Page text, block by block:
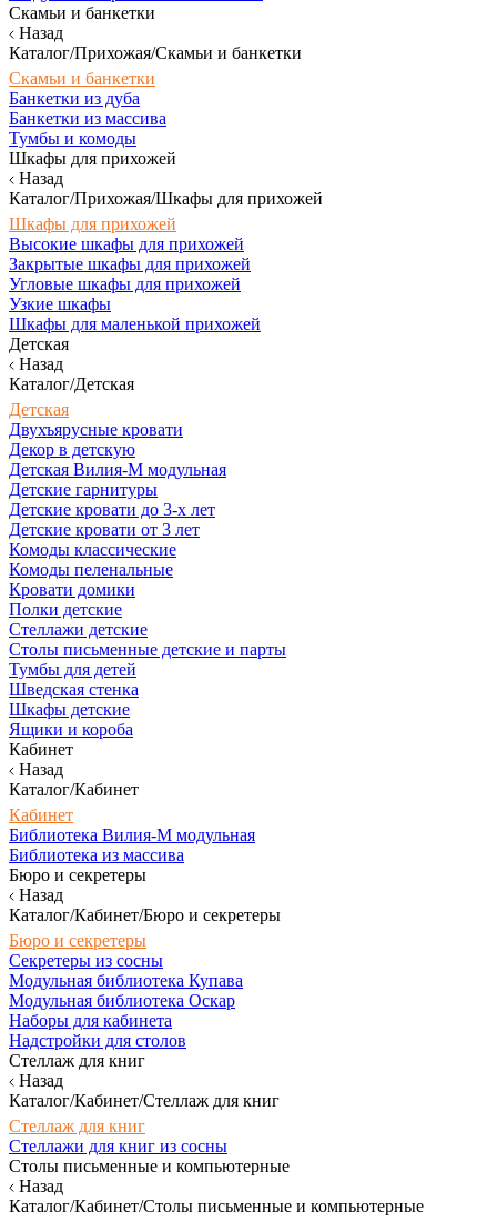
Скамьи и банкетки
Назад
Каталог/Прихожая/Скамьи и банкетки
Скамьи и банкетки
Банкетки из дуба
Банкетки из массива
Тумбы и комоды
Шкафы для прихожей
Назад
Каталог/Прихожая/Шкафы для прихожей
Шкафы для прихожей
Высокие шкафы для прихожей
Закрытые шкафы для прихожей
Угловые шкафы для прихожей
Узкие шкафы
Шкафы для маленькой прихожей
Детская
Назад
Каталог/Детская
Детская
Двухъярусные кровати
Декор в детскую
Детская Вилия-М модульная
Детские гарнитуры
Детские кровати до 3-х лет
Детские кровати от 3 лет
Комоды классические
Комоды пеленальные
Кровати домики
Полки детские
Стеллажи детские
Столы письменные детские и парты
Тумбы для детей
Шведская стенка
Шкафы детские
Ящики и короба
Кабинет
Назад
Каталог/Кабинет
Кабинет
Библиотека Вилия-М модульная
Библиотека из массива
Бюро и секретеры
Назад
Каталог/Кабинет/Бюро и секретеры
Бюро и секретеры
Секретеры из сосны
Модульная библиотека Купава
Модульная библиотека Оскар
Наборы для кабинета
Надстройки для столов
Стеллаж для книг
Назад
Каталог/Кабинет/Стеллаж для книг
Стеллаж для книг
Стеллажи для книг из сосны
Столы письменные и компьютерные
Назад
Каталог/Кабинет/Столы письменные и компьютерные